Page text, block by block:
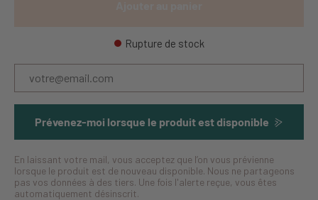
Rupture de stock
Prévenez-moi lorsque le produit est disponible
En laissant votre mail, vous acceptez que l’on vous prévienne
lorsque le produit est de nouveau disponible. Nous ne partageons
pas vos données à des tiers. Une fois l'alerte reçue, vous êtes
automatiquement désinscrit.